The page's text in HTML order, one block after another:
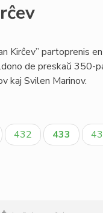
Kirĉev” partoprenis
de preskaŭ 350-
kaj Svilen Marinov.
Paĝo
432
Aktuala
paĝo
433